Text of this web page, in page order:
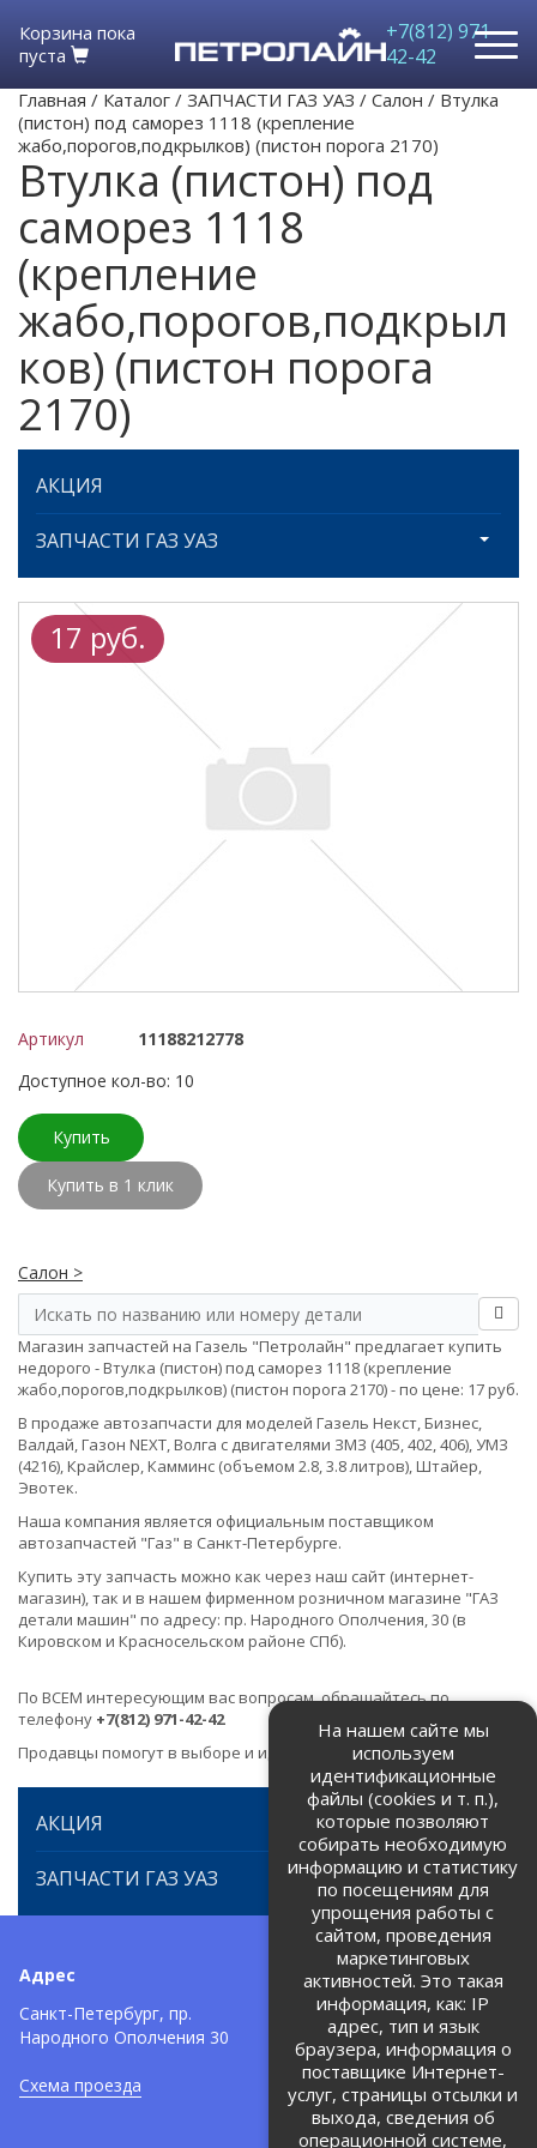
Корзина пока
пуста
+7(812) 971-
42-42
Главная / Каталог / ЗАПЧАСТИ ГАЗ УАЗ / Салон / Втулка
(пистон) под саморез 1118 (крепление
жабо,порогов,подкрылков) (пистон порога 2170)
Втулка (пистон) под
саморез 1118
(крепление
жабо,порогов,подкрыл
ков) (пистон порога
2170)
АКЦИЯ
ЗАПЧАСТИ ГАЗ УАЗ
17 руб.
Артикул
11188212778
Доступное кол-во: 10
Купить
Купить в 1 клик
Салон >
Магазин запчастей на Газель "Петролайн" предлагает купить
недорого - Втулка (пистон) под саморез 1118 (крепление
жабо,порогов,подкрылков) (пистон порога 2170) - по цене: 17 руб.
В продаже автозапчасти для моделей Газель Некст, Бизнес,
Валдай, Газон NEXT, Волга с двигателями ЗМЗ (405, 402, 406), УМЗ
(4216), Крайслер, Камминс (объемом 2.8, 3.8 литров), Штайер,
Эвотек.
Наша компания является официальным поставщиком
автозапчастей "Газ" в Санкт-Петербурге.
Купить эту запчасть можно как через наш сайт (интернет-
магазин), так и в нашем фирменном розничном магазине "ГАЗ
детали машин" по адресу: пр. Народного Ополчения, 30 (в
Кировском и Красносельском районе СПб).
По ВСЕМ интересующим вас вопросам, обращайтесь по
телефону +7(812) 971-42-42
Продавцы помогут в выборе и идентификации товара.
АКЦИЯ
ЗАПЧАСТИ ГАЗ УАЗ
Адрес
Санкт-Петербург, пр.
Народного Ополчения 30
Схема проезда
Телефоны:
+7 (812) 971-42-42
Политика об обработке и
защите персональных данных
Соглашение на обработку
персональных данных
На нашем сайте мы
используем
идентификационные
файлы (cookies и т. п.),
которые позволяют
собирать необходимую
информацию и статистику
по посещениям для
упрощения работы с
сайтом, проведения
маркетинговых
активностей. Это такая
информация, как: IP
адрес, тип и язык
браузера, информация о
поставщике Интернет-
услуг, страницы отсылки и
выхода, сведения об
операционной системе,